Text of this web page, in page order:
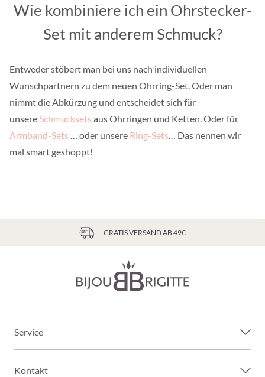
Wie kombiniere ich ein Ohrstecker-
Set mit anderem Schmuck?
Entweder stöbert man bei uns nach individuellen
Wunschpartnern zu dem neuen Ohrring-Set. Oder man
nimmt die Abkürzung und entscheidet sich für
unsereSchmucksets aus Ohrringen und Ketten. Oder für
Armband-Sets … oder unsere Ring-Sets… Das nennen wir
mal smart geshoppt!
GRATIS VERSAND AB 49€
Service
Kontakt